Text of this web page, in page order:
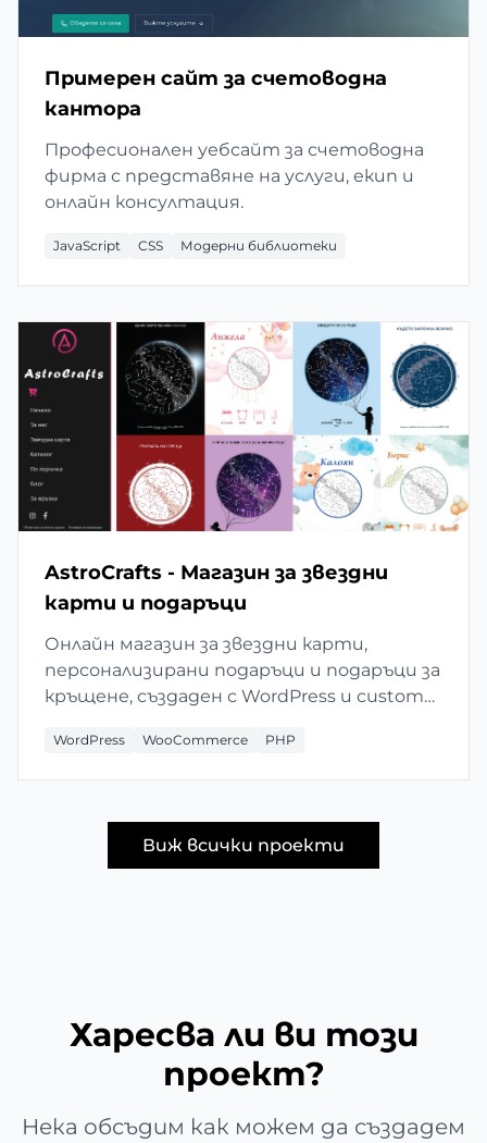
Примерен сайт за счетоводна
кантора
Професионален уебсайт за счетоводна
фирма с представяне на услуги, екип и
онлайн консултация.
JavaScript CSS Модерни библиотеки
AstroCrafts - Магазин за звездни
карти и подаръци
Онлайн магазин за звездни карти,
персонализирани подаръци и подаръци за
кръщене, създаден с WordPress и custom
WordPress WooCommerce PHP
Виж всички проекти
Харесва ли ви този
проект?
Нека обсъдим как можем да създадем